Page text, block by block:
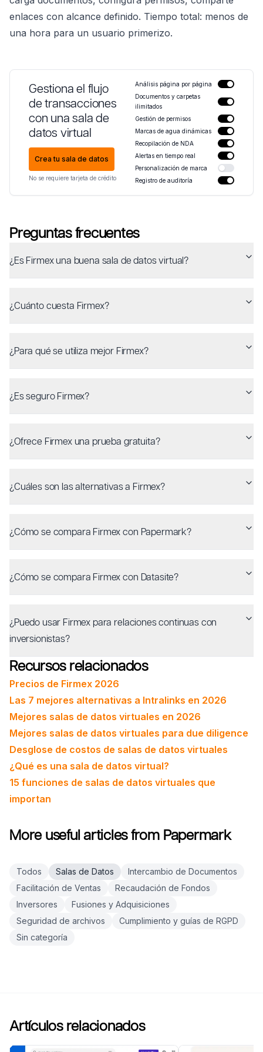
enlaces con alcance definido. Tiempo total: menos de
una hora para un usuario primerizo.
Gestiona el flujo
de transacciones
con una sala de
datos virtual
Crea tu sala de datos
No se requiere tarjeta de crédito
Análisis página por página
Documentos y carpetas
ilimitados
Gestión de permisos
Marcas de agua dinámicas
Recopilación de NDA
Alertas en tiempo real
Personalización de marca
Registro de auditoría
Preguntas frecuentes
¿Es Firmex una buena sala de datos virtual?
¿Cuánto cuesta Firmex?
¿Para qué se utiliza mejor Firmex?
¿Es seguro Firmex?
¿Ofrece Firmex una prueba gratuita?
¿Cuáles son las alternativas a Firmex?
¿Cómo se compara Firmex con Papermark?
¿Cómo se compara Firmex con Datasite?
¿Puedo usar Firmex para relaciones continuas con
inversionistas?
Recursos relacionados
Precios de Firmex 2026
Las 7 mejores alternativas a Intralinks en 2026
Mejores salas de datos virtuales en 2026
Mejores salas de datos virtuales para due diligence
Desglose de costos de salas de datos virtuales
¿Qué es una sala de datos virtual?
15 funciones de salas de datos virtuales que
importan
More useful articles from Papermark
Todos Salas de Datos
Intercambio de Documentos
Facilitación de Ventas
Recaudación de Fondos
Inversores
Fusiones y Adquisiciones
Seguridad de archivos
Cumplimiento y guías de RGPD
Sin categoría
Artículos relacionados